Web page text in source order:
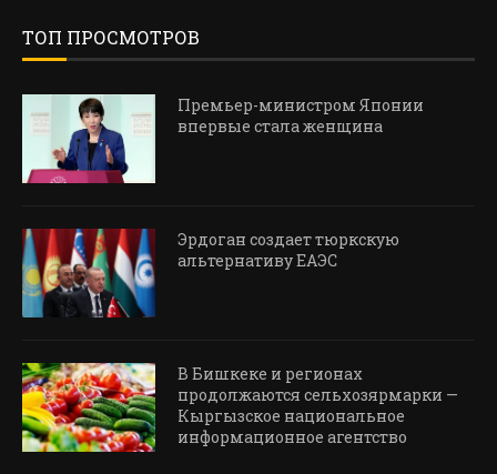
ТОП ПРОСМОТРОВ
Премьер-министром Японии
впервые стала женщина
Эрдоган создает тюркскую
альтернативу ЕАЭС
В Бишкеке и регионах
продолжаются сельхозярмарки —
Кыргызское национальное
информационное агентство